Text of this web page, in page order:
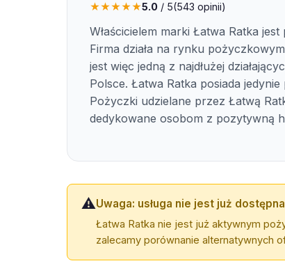
★★★★★5.0 / 5(543 opinii)
Właścicielem marki Łatwa Ratka
Firma działa na rynku
jest więc jedną z najdłużej
Polsce. Łatwa Ratka posiada jedynie
Pożyczki udzielane przez Łatwą
dedykowane osobom z pozytywną h
⚠️Uwaga: usługa nie jest już dostępna
Łatwa Ratka nie jest już aktywnym
zalecamy porównanie alternatywnych